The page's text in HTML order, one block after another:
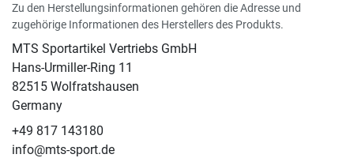
Zu den Herstellungsinformationen gehören die Adresse und
zugehörige Informationen des Herstellers des Produkts.
MTS Sportartikel Vertriebs GmbH
Hans-Urmiller-Ring 11
82515 Wolfratshausen
Germany
+49 817 143180
info@mts-sport.de